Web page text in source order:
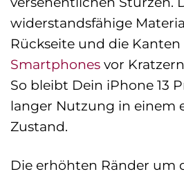
widerstandsfähige
Rückseite und die Kanten
Smartphones vor
So bleibt Dein iPhone 13
langer Nutzung in einem
Zustand.
Die erhöhten Ränder um